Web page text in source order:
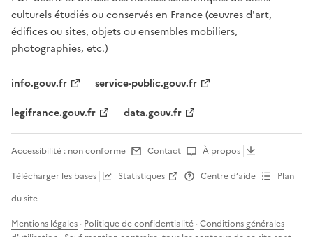
culturels étudiés ou conservés en France (œuvres d'art,
édifices ou sites, objets ou ensembles mobiliers,
photographies, etc.)
info.gouv.fr
service-public.gouv.fr
legifrance.gouv.fr
data.gouv.fr
Accessibilité : non conforme Contact
À propos
Télécharger les bases
Statistiques Centre d’aide
Plan
du site
Mentions légales · Politique de confidentialité ·Conditions générales